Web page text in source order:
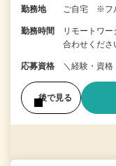
勤務地 ご自宅 ※フ
勤務時間
リモートワ
合わせくだ
応募資格 ＼経験・資格
後で見る